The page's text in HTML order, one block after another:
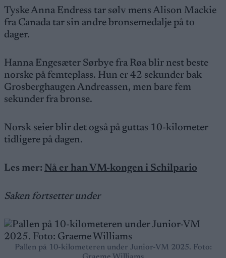
Tyske Anna Endress tar sølv mens Alison Mackie
fra Canada tar sin andre bronsemedalje på to
dager.
Hanna Engesæter Sørbye fra Røa blir nest beste
norske på femteplass. Hun er 42 sekunder bak
Grosberghaugen Andreassen, men bare fem
sekunder fra bronse.
Norsk seier blir det også på guttas 10-kilometer
tidligere på dagen.
Les mer: Nå er han VM-kongen i Schilpario
Saken fortsetter under
Pallen på 10-kilometeren under Junior-VM 2025. Foto: